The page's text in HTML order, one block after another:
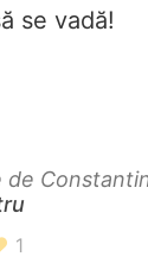
se vadă!
de